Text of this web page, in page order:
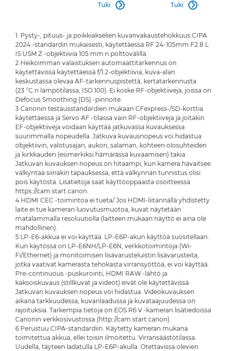
Tuki  Tuki 
1. Pysty-, pituus- ja poikkiakselien kuvanvakaustehokkuus CIPA
2024 -standardin mukaisesti, käytettäessä RF 24-105mm F2.8 L
IS USM Z -objektiivia 105 mm:n polttovälillä.
2 Heikoimman valaistuksen automaattitarkennus on
käytettävissä käytettäessä f/1.2-objektiivia, kuva-alan
keskustassa olevaa AF-tarkennuspistettä, kertatarkennusta
(23 °C:n lämpötilassa, ISO 100). Ei koske RF-objektiiveja, joissa on
Defocus Smoothing (DS) -pinnoite.
3 Canonin testausstandardien mukaan CFexpress-/SD-korttia
käytettäessä ja Servo AF -tilassa vain RF-objektiiveja ja joitakin
EF-objektiiveja voidaan käyttää jatkuvassa kuvauksessa
suurimmalla nopeudella. Jatkuva kuvausnopeus voi hidastua
objektiivin, valotusajan, aukon, salaman, kohteen olosuhteiden
ja kirkkauden (esimerkiksi hämärässä kuvaamisen) takia.
Jatkuvan kuvauksen nopeus on hitaampi, kun kamera havaitsee
välkyntää siinäkin tapauksessa, että välkynnän tunnistus olisi
pois käytöstä. Lisätietoja saat käyttöoppaasta osoitteessa
https://cam.start.canon.
4 HDMI CEC -toimintoa ei tueta/ Jos HDMI-liitännällä yhdistetty
laite ei tue kameran luovutusmuotoa, kuvat näytetään
matalammalla resoluutiolla (laitteen mukaan näyttö ei aina ole
mahdollinen).
5 LP-E6-akkua ei voi käyttää. LP-E6P-akun käyttöä suositellaan.
Kun käytössä on LP-E6NH/LP-E6N, verkkotoimintoja (Wi-
Fi/Ethernet) ja monitoimisen lisävarusteluistin lisävarusteita,
jotka vaativat kamerasta tehokasta virransyöttöä, ei voi käyttää.
Pre-continuous -puskurointi, HDMI RAW -lähtö ja
kaksoiskuvaus (stillkuvat ja videot) eivät ole käytettävissä.
Jatkuvan kuvauksen nopeus voi hidastua. Videokuvauksen
aikana tarkkuudessa, kuvanlaadussa ja kuvataajuudessa on
rajoituksia. Tarkempia tietoja on EOS R6 V -kameran lisätiedoissa
Canonin verkkosivustossa (http://cam.start.canon).
6 Perustuu CIPA-standardiin. Käytetty kameran mukana
toimitettua akkua, ellei toisin ilmoitettu. Virransäästötilassa.
Uudella, täyteen ladatulla LP-E6P-akulla. Otettavissa olevien